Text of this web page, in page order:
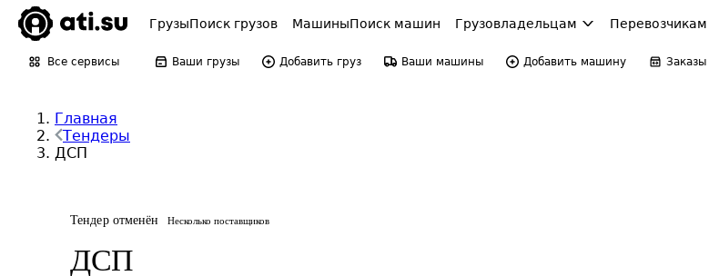
ГрузыПоиск грузов МашиныПоиск машин Грузовладельцам Перевозчикам
Все сервисы Ваши грузы Добавить груз Ваши машины Добавить машину Заказы
Главная
Тендеры
ДСП
Тендер отменён Несколько поставщиков
ДСП